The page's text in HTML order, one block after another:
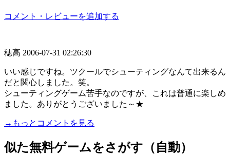
コメント・レビューを追加する
穂高 2006-07-31 02:26:30
いい感じですね。ツクールでシューティングなんて出来るん
だと関心しました。笑。
シューティングゲーム苦手なのですが、これは普通に楽しめ
ました。ありがとうございました～★
→もっとコメントを見る
似た無料ゲームをさがす（自動）